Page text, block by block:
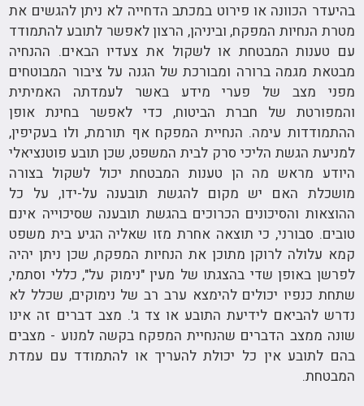
בהיעדר הכוונה או פירוט במכתב הדחייה לא ניתן להגשים את
מטרת הנחיות המפקח, וביניהן, הרצון לאפשר לתובע להתמודד
עם טענות המבטחת או לשקול את צעדיו הבאים. ההנחיה
מבטאת מגמה ברורה ומבורכת של הגנה על ציבור המבוטחים
מפני מצב של פערי מידע באשר לעמדתה האמיתית
והמפורטת של חברת הביטוח, כדי לאפשר בחינת אופן
ההתמודדות עימה. הנחיית המפקח אף תורמת, ולו בעקיפין,
למניעת הגשת הליכי סרק לבית המשפט, שכן תובע פוטנציאלי
היודע מראש מה הן טענות המבטחת יכול לשקול בצורה
מושכלת האם יש מקום להגשת תובענה על-ידו, על כל
ההוצאות והסיכונים הכרוכים בהגשת תובענה שסיכוייה אינם
טובים. סבורני, כי תוצאה אחרת מזו שאליה הגיע בית משפט
קמא עלולה לרוקן מתוכן את הנחיות המפקח, שכן ניתן יהיה
לפרשן באופן שדי בהצגתו של מעין "נימוק על", כללי וסתמי,
שתחת כנפיו יכולים להימצא ערב רב של נימוקים, שכלל לא
נדרש להביאם לידיעת התובע או צד ג'. מצב דברים זה אינו
שונה ממצב הדברים שהנחיית המפקח בקשה למנוע - מצבים
בהם לתובע אין כל יכולת להעריך או להתמודד עם עמדת
המבטחת.